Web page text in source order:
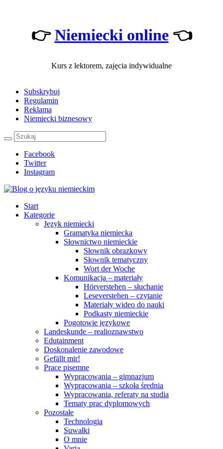
👉Niemiecki online👈
Kurs z lektorem, zajęcia indywidualne
Subskrybuj
Regulamin
Reklama
Niemiecki biznesowy
Facebook
Twitter
Instagram
Start
Kategorie
Język niemiecki
Gramatyka niemiecka
Słownictwo niemieckie
Słownik obrazkowy
Słownik tematyczny
Wort der Woche
Komunikacja – materiały
Hörverstehen – słuchanie
Leseverstehen – czytanie
Materiały wideo do nauki
Podkasty niemieckie
Pogotowie językowe
Landeskunde – realioznawstwo
Edutainment
Doskonalenie zawodowe
Gefällt mir!
Prace pisemne
Wypracowania – gimnazjum
Wypracowania – szkoła średnia
Wypracowania, referaty na studia
Tematy prac dyplomowych
Pozostałe
Technologia
Suwałki
O mnie